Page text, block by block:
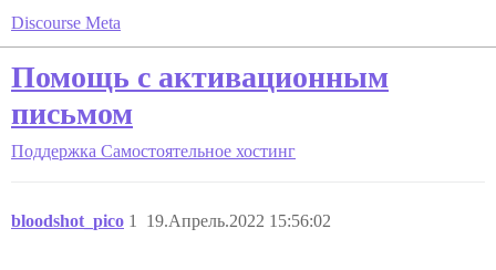
Discourse Meta
Помощь с активационным
письмом
Поддержка Самостоятельное хостинг
bloodshot_pico 19.Апрель.2022 15:56:02
1